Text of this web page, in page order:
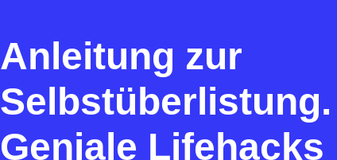
Anleitung zur
Selbstüberlistung.
Geniale Lifehacks